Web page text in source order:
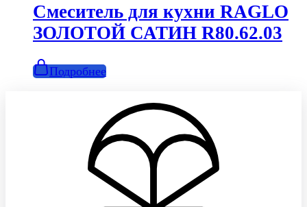
Смеситель для кухни RAGLO
ЗОЛОТОЙ САТИН R80.62.03
Подробнее